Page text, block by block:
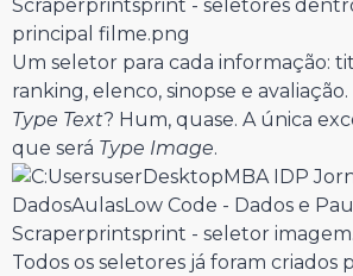
Um seletor para cada informação:
ranking, elenco, sinopse e avaliação.
Type Text? Hum, quase. A única
que será Type Image.
Todos os seletores já foram criados